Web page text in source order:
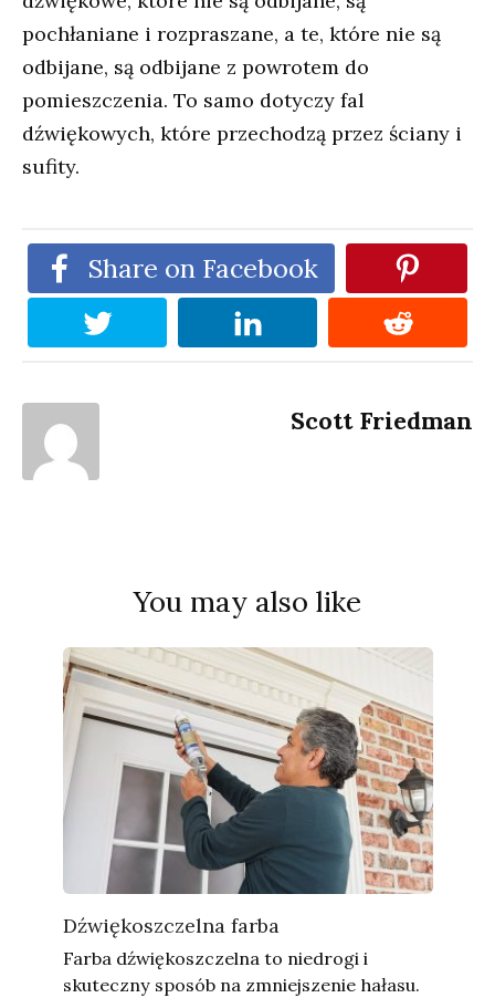
pochłaniane i rozpraszane, a te, które nie są
odbijane, są odbijane z powrotem do
pomieszczenia. To samo dotyczy fal
dźwiękowych, które przechodzą przez ściany i
sufity.
Share on Facebook
Scott Friedman
You may also like
Dźwiękoszczelna farba
Farba dźwiękoszczelna to niedrogi i
skuteczny sposób na zmniejszenie hałasu.